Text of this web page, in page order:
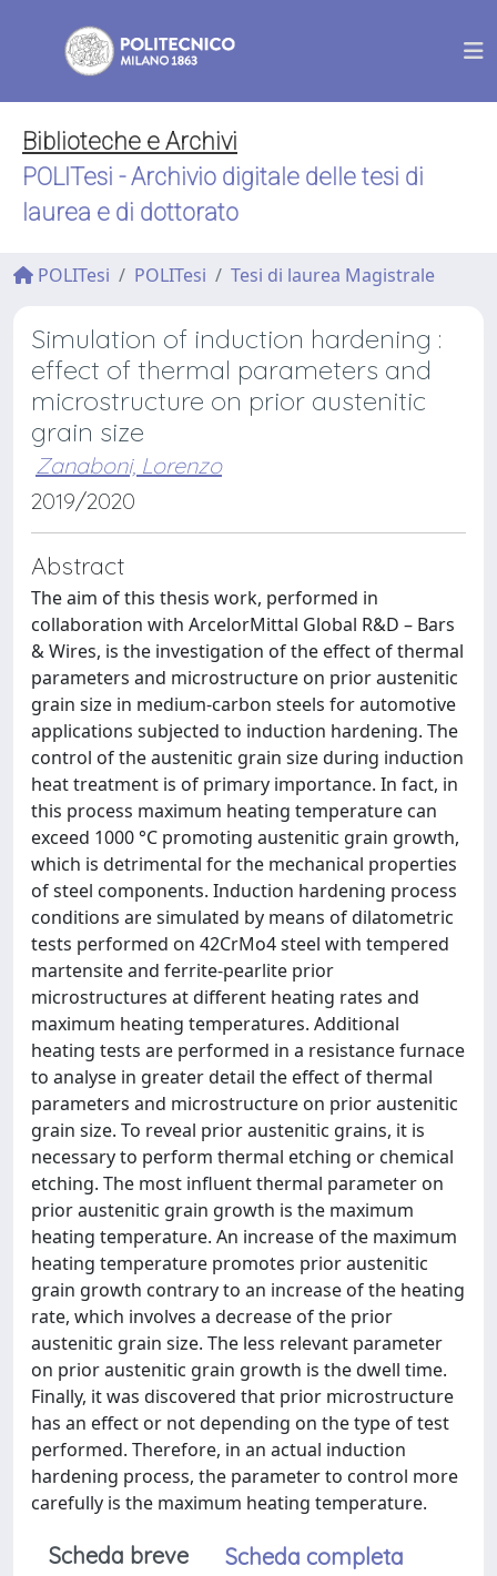
Biblioteche e Archivi
POLITesi - Archivio digitale delle tesi di
laurea e di dottorato
POLITesi POLITesi Tesi di laurea Magistrale
Simulation of induction hardening :
effect of thermal parameters and
microstructure on prior austenitic
grain size
Zanaboni, Lorenzo
2019/2020
Abstract
The aim of this thesis work, performed in
collaboration with ArcelorMittal Global R&D – Bars
& Wires, is the investigation of the effect of thermal
parameters and microstructure on prior austenitic
grain size in medium-carbon steels for automotive
applications subjected to induction hardening. The
control of the austenitic grain size during induction
heat treatment is of primary importance. In fact, in
this process maximum heating temperature can
exceed 1000 °C promoting austenitic grain growth,
which is detrimental for the mechanical properties
of steel components. Induction hardening process
conditions are simulated by means of dilatometric
tests performed on 42CrMo4 steel with tempered
martensite and ferrite-pearlite prior
microstructures at different heating rates and
maximum heating temperatures. Additional
heating tests are performed in a resistance furnace
to analyse in greater detail the effect of thermal
parameters and microstructure on prior austenitic
grain size. To reveal prior austenitic grains, it is
necessary to perform thermal etching or chemical
etching. The most influent thermal parameter on
prior austenitic grain growth is the maximum
heating temperature. An increase of the maximum
heating temperature promotes prior austenitic
grain growth contrary to an increase of the heating
rate, which involves a decrease of the prior
austenitic grain size. The less relevant parameter
on prior austenitic grain growth is the dwell time.
Finally, it was discovered that prior microstructure
has an effect or not depending on the type of test
performed. Therefore, in an actual induction
hardening process, the parameter to control more
carefully is the maximum heating temperature.
Scheda breve Scheda completa